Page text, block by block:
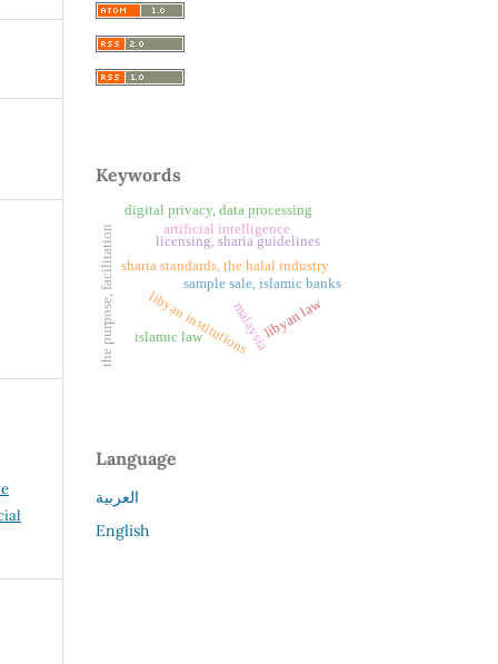
Keywords
sample sale, islamic banks
malaysia
sharia standards, the halal industry
licensing, sharia guidelines
libyan institutions
the purpose, facilitation islamic law
artificial intelligence
libyan law
digital privacy, data processing
Language
العربية
English